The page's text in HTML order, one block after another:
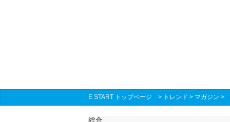
E START トップページ > トレンド > マガジン >
総合